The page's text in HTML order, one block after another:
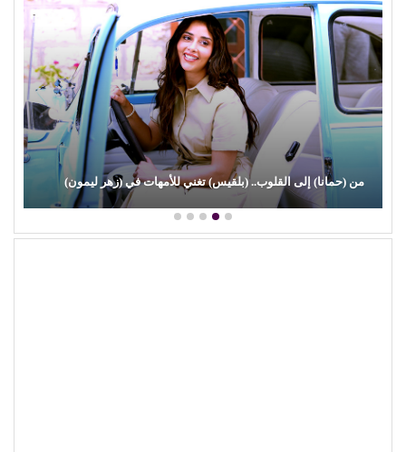
من (حمانا) إلى القلوب.. (بلقيس) تغني للأمهات في (زهر ليمون)